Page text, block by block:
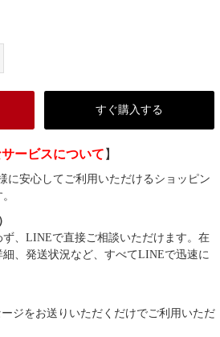
すぐ購入する
ービスについて 】
に安心してご利用いただけるショッピン
、LINEで直接ご相談いただけます。在
、発送状況など、すべてLINEで迅速に
ジをお送りいただくだけでご利用いただ